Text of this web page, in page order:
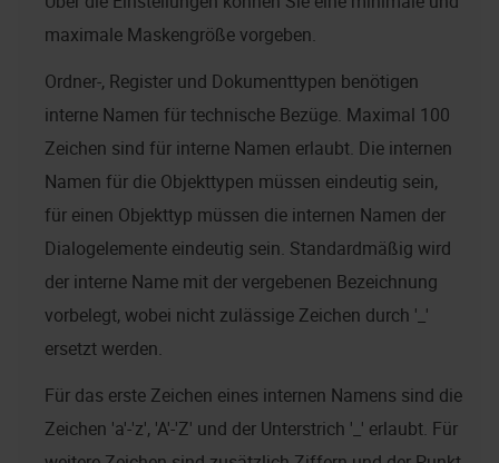
maximale Maskengröße vorgeben.
Ordner-, Register und Dokumenttypen benötigen
interne Namen für technische Bezüge. Maximal 100
Zeichen sind für interne Namen erlaubt. Die internen
Namen für die Objekttypen müssen eindeutig sein,
für einen Objekttyp müssen die internen Namen der
Dialogelemente eindeutig sein. Standardmäßig wird
der interne Name mit der vergebenen Bezeichnung
vorbelegt, wobei nicht zulässige Zeichen durch '_'
ersetzt werden.
Für das erste Zeichen eines internen Namens sind die
Zeichen 'a'-'z', 'A'-'Z' und der Unterstrich '_' erlaubt. Für